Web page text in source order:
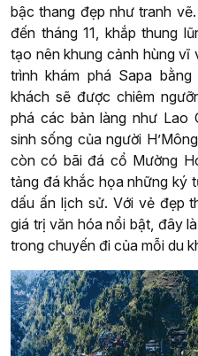
bậc thang đẹp như tranh
đến tháng 11, khắp thung
tạo nên khung cảnh hùng vĩ
trình khám phá Sapa
khách sẽ được chiêm
phá các bản làng như Lao
sinh sống của người
còn có bãi đá cổ Mường
tảng đá khắc họa những ký
dấu ấn lịch sử. Với vẻ đẹp
giá trị văn hóa nổi bật, đây
trong chuyến đi của mỗi du